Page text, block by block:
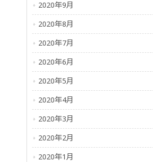
2020年9月
2020年8月
2020年7月
2020年6月
2020年5月
2020年4月
2020年3月
2020年2月
2020年1月